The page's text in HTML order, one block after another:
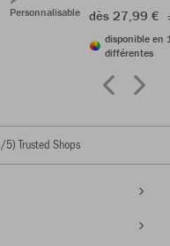
Personnalisable
dès 27,99 €
disponible en
différentes
/5) Trusted Shops